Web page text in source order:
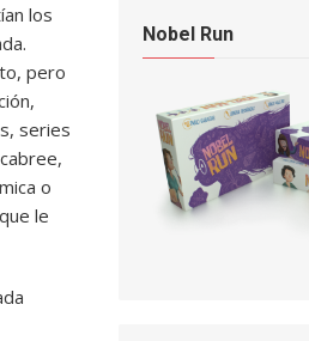
los
pero
series
o
le
Nobel Run